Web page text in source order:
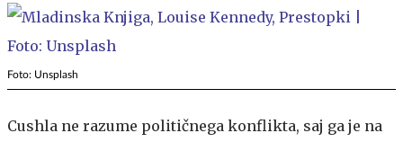
Foto: Unsplash
Cushla ne razume političnega konflikta, saj ga je na